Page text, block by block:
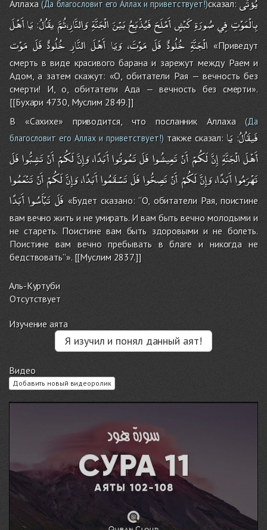
Аллаха(Да благословит его Аллах и приветствует!)сказал:
بِالْمَوْتِفِيصُورَةِكَبْشٍأَمْلَحَفَيُذْبَحُبَيْنَالْجَنَّةِوَالنَّارِ،ثُمَّيقَُالُ: يَاأَهْلَ
الْجَنَّةِ خُلُودٌ فَلَ مَوْتَ، وَيَا أَهْلَ النَّارِ خُلُودٌ فَلَ مَوْت
«Приведут
смерть в виде красивого барана и зарежут между Раем и
Адом, а затем скажут: «О, обитатели Рая — вечность без
смерти! И, о, обитатели Ада — вечность без смерти».
[[Бухари 4730, Муслим 2849.]]
В «Сахихе» приводится, что посланник Аллаха(Да
благословит его Аллах и приветствует!)также сказал: فَيقَُالُ: يَا
أَهْلَالْجَنَّةِإِنَّلَكُمْأَنْتَعِيشُوافَلَتَمُوتُواأَبَدًا،وَإِنَّلَكُمْأَنْتَشِبُّوافَلَ
تَهْرَمُواأَبَدًا،وَإِنَّلَكُمْأَنْتَصِحُّوافَلَتَسْقَمُواأَبَدًا،وَإِنَّلَكُمْأَنْتَنْعَمُوا
فَلَتَبْأَسُواأَبَدًا
«Будет сказано: “О, обитатели Рая, поистине
вам вечно жить и не умирать. И вам быть вечно молодыми и
не стареть. Поистине вам быть здоровыми и не болеть.
Поистине вам вечно пребывать в благе и никогда не
бедствовать”». [[Муслим 2837.]]
Аль-Куртуби
Отсутствует
Изучение аята
Я изучил и понял данный аят!
Видео
Добавить новый видеоролик